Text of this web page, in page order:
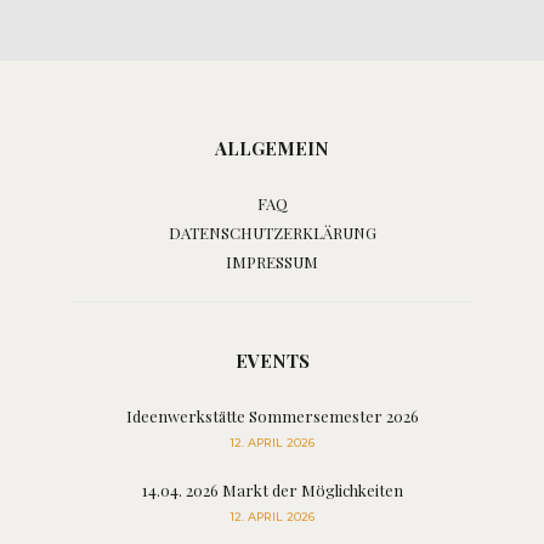
ALLGEMEIN
FAQ
DATENSCHUTZERKLÄRUNG
IMPRESSUM
EVENTS
Ideenwerkstätte Sommersemester 2026
12. APRIL 2026
14.04. 2026 Markt der Möglichkeiten
12. APRIL 2026